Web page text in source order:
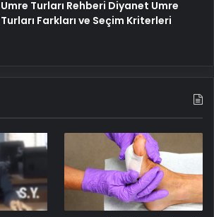
Umre Turları Rehberi Diyanet Umre
Turları Farkları ve Seçim Kriterleri